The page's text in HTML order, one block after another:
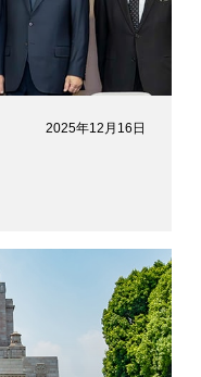
2025年12月16日